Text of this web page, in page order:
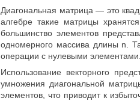
Диагональная матрица — это
алгебре такие матрицы
большинство элементов
одномерного массива длины n.
операции с нулевыми элементами.
Использование векторного
умножения диагональной
элементов, что приводит к